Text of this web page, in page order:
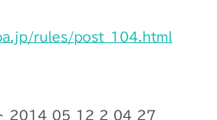
rules/post_104.html